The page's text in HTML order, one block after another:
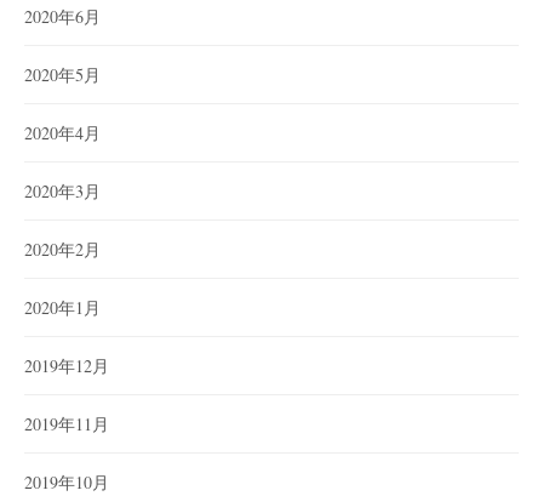
2020年6月
2020年5月
2020年4月
2020年3月
2020年2月
2020年1月
2019年12月
2019年11月
2019年10月